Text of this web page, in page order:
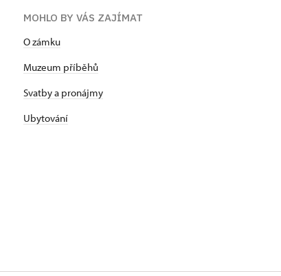
MOHLO BY VÁS ZAJÍMAT
O zámku
Muzeum příběhů
Svatby a pronájmy
Ubytování